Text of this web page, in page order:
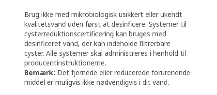
Brug ikke med mikrobiologisk usikkert eller ukendt
kvalitetsvand uden først at desinficere. Systemer til
cysterreduktionscertificering kan bruges med
desinficeret vand, der kan indeholde filtrerbare
cyster. Alle systemer skal administreres i henhold til
producentinstruktionerne.
Bemærk: Det fjernede eller reducerede forurenende
middel er muligvis ikke nødvendigvis i dit vand.